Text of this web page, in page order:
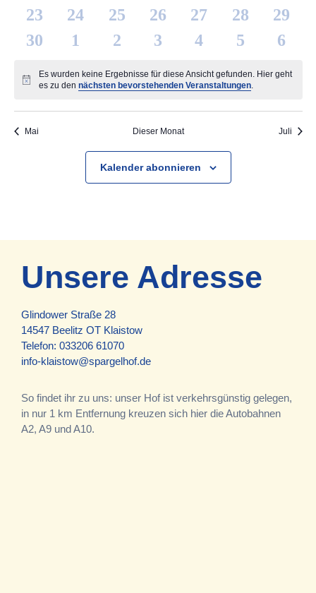
0 Veranstaltungen
23 0 Veranstaltungen
24 0 Veranstaltungen
25 0 Veranstaltungen
26 0 Veranstaltungen
27 0
28 0
29
0 Veranstaltungen
30 0 Veranstaltungen
1 0 Veranstaltungen
2 0 Veranstaltungen
3 0 Veranstaltungen
4 0
5 0
6
Hinweis
Es wurden keine Ergebnisse für diese Ansicht gefunden. Hier geht
es zu dennächsten bevorstehenden Veranstaltungen.
Mai Dieser Monat Juli
Kalender abonnieren
Unsere Adresse
Glindower Straße 28
14547 Beelitz OT Klaistow
Telefon: 033206 61070
info-klaistow@spargelhof.de
So findet ihr zu uns: unser Hof ist verkehrsgünstig gelegen,
in nur 1 km Entfernung kreuzen sich hier die Autobahnen
A2, A9 und A10.